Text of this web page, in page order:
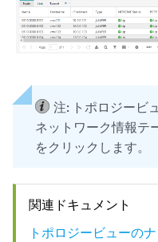
注: トポロジービ
ネットワーク情報テ
をクリックします。
関連ドキュメント
トポロジービューの